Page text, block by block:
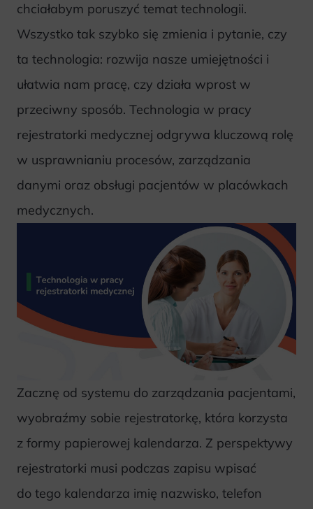
chciałabym poruszyć temat technologii.
Wszystko tak szybko się zmienia i pytanie, czy
ta technologia: rozwija nasze umiejętności i
ułatwia nam pracę, czy działa wprost w
przeciwny sposób. Technologia w pracy
rejestratorki medycznej odgrywa kluczową rolę
w usprawnianiu procesów, zarządzania
danymi oraz obsługi pacjentów w placówkach
medycznych.
Zacznę od systemu do zarządzania pacjentami,
wyobraźmy sobie rejestratorkę, która korzysta
z formy papierowej kalendarza. Z perspektywy
rejestratorki musi podczas zapisu wpisać
do tego kalendarza imię nazwisko, telefon